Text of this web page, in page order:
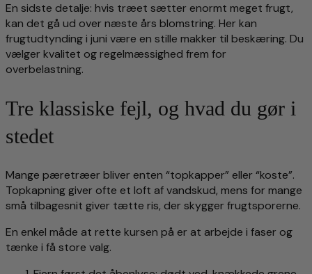
En sidste detalje: hvis træet sætter enormt meget frugt,
kan det gå ud over næste års blomstring. Her kan
frugtudtynding i juni være en stille makker til beskæring. Du
vælger kvalitet og regelmæssighed frem for
overbelastning.
Tre klassiske fejl, og hvad du gør i
stedet
Mange pæretræer bliver enten “topkapper” eller “koste”.
Topkapning giver ofte et loft af vandskud, mens for mange
små tilbagesnit giver tætte ris, der skygger frugtsporerne.
En enkel måde at rette kursen på er at arbejde i faser og
tænke i få store valg.